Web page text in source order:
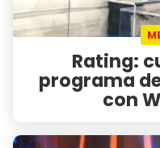
Rating:
programa
con